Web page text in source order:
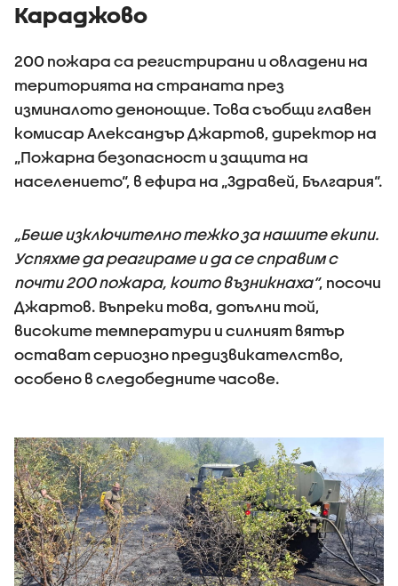
Караджово
200 пожара са регистрирани и овладени на
територията на страната през
изминалото денонощие. Това съобщи главен
комисар Александър Джартов, директор на
„Пожарна безопасност и защита на
населението“, в ефира на „Здравей, България“.
„Беше изключително тежко за нашите екипи.
Успяхме да реагираме и да се справим с
почти 200 пожара, които възникнаха“, посочи
Джартов. Въпреки това, допълни той,
високите температури и силният вятър
остават сериозно предизвикателство,
особено в следобедните часове.